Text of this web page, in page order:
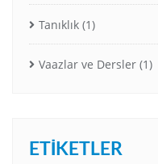
Tanıklık (1)
Vaazlar ve Dersler (1)
ETIKETLER